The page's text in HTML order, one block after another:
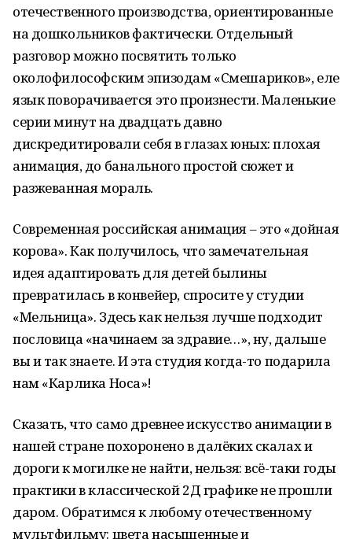
отечественного производства, ориентированные
на дошкольников фактически. Отдельный
разговор можно посвятить только
околофилософским эпизодам «Смешариков», еле
язык поворачивается это произнести. Маленькие
серии минут на двадцать давно
дискредитировали себя в глазах юных: плохая
анимация, до банального простой сюжет и
разжеванная мораль.
Современная российская анимация – это «дойная
корова». Как получилось, что замечательная
идея адаптировать для детей былины
превратилась в конвейер, спросите у студии
«Мельница». Здесь как нельзя лучше подходит
пословица «начинаем за здравие…», ну, дальше
вы и так знаете. И эта студия когда-то подарила
нам «Карлика Носа»!
Сказать, что само древнее искусство анимации в
нашей стране похоронено в далёких скалах и
дороги к могилке не найти, нельзя: всё-таки годы
практики в классической 2Д графике не прошли
даром. Обратимся к любому отечественному
мультфильму: цвета насыщенные и